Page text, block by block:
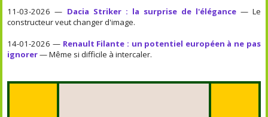
11-03-2026 — Dacia Striker : la surprise de l'élégance— Le
constructeur veut changer d'image.
14-01-2026 — Renault Filante : un potentiel européen à ne pas
ignorer— Même si difficile à intercaler.